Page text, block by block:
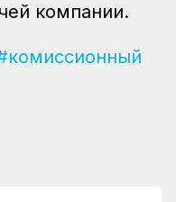
компании.